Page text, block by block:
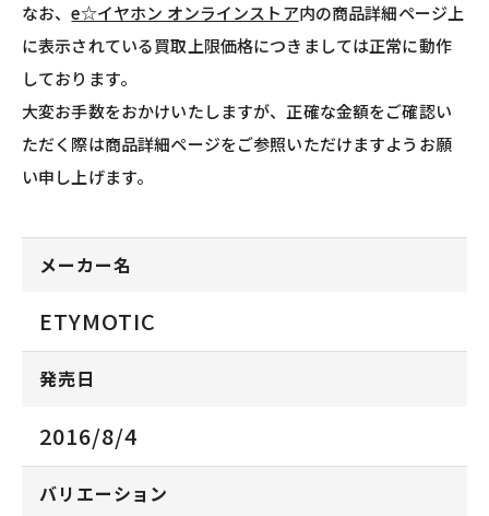
なお、e☆イヤホン オンラインストア内の商品詳細ページ上
に表示されている買取上限価格につきましては正常に動作
しております。
大変お手数をおかけいたしますが、正確な金額をご確認い
ただく際は商品詳細ページをご参照いただけますようお願
い申し上げます。
メーカー名
ETYMOTIC
発売日
2016/8/4
バリエーション